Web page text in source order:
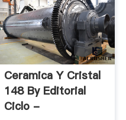
Ceramica Y Cristal
148 By Editorial
Ciclo -